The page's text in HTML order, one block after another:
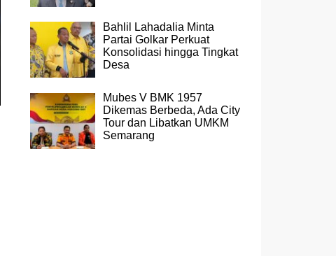
Bahlil Lahadalia Minta
Partai Golkar Perkuat
Konsolidasi hingga Tingkat
Desa
Mubes V BMK 1957
Dikemas Berbeda, Ada City
Tour dan Libatkan UMKM
Semarang